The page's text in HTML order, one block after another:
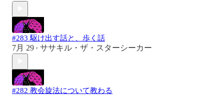
#283 駆け出す話と、歩く話
7月 29 • ササキル・ザ・スターシーカー
#282 教会旋法について教わる